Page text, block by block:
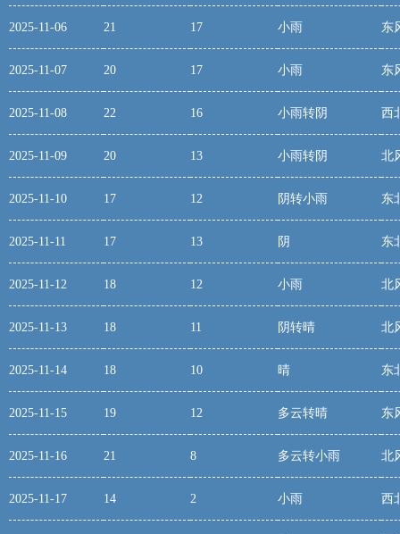
2025-11-06 21 17 小雨 东
2025-11-07 20 17 小雨 东
2025-11-08 22 16 小雨转阴 西
2025-11-09 20 13 小雨转阴 北
2025-11-10 17 12 阴转小雨 东
2025-11-11 17 13 阴 东
2025-11-12 18 12 小雨 北
2025-11-13 18 11 阴转晴 北
2025-11-14 18 10 晴 东
2025-11-15 19 12 多云转晴 东
2025-11-16 21 8 多云转小雨 北
2025-11-17 14 2 小雨 西